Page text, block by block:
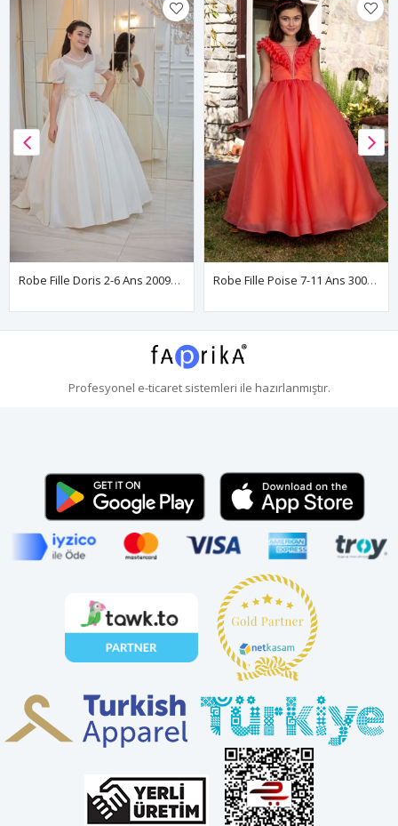
Robe Fille Doris 2-6 Ans 20097 Blanc Cassé Robe Fille Poise 7-11 Ans 30087 Orange
Profesyonel e-ticaretsistemleri ile hazırlanmıştır.